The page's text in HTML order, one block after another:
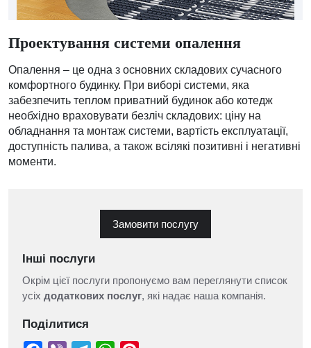
Проектування системи опалення
Опалення – це одна з основних складових сучасного
комфортного будинку. При виборі системи, яка
забезпечить теплом приватний будинок або котедж
необхідно враховувати безліч складових: ціну на
обладнання та монтаж системи, вартість експлуатації,
доступність палива, а також всілякі позитивні і негативні
моменти.
Замовити послугу
Інші послуги
Окрім цієї послуги пропонуємо вам переглянути список
усіх додаткових послуг, які надає наша компанія.
Поділитися